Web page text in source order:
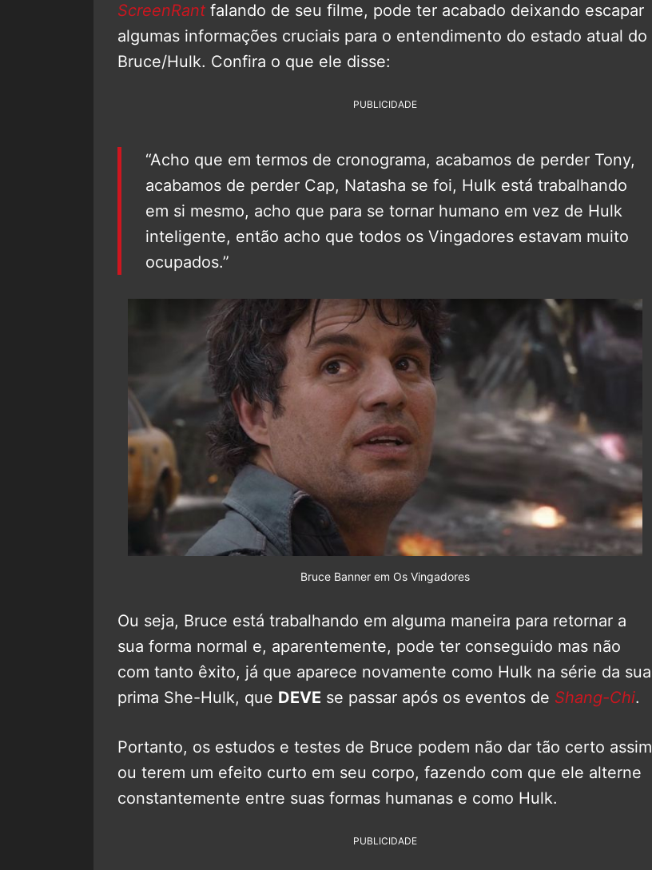
ScreenRant falando de seu filme, pode ter acabado deixando escapar
algumas informações cruciais para o entendimento do estado atual do
Bruce/Hulk. Confira o que ele disse:
PUBLICIDADE
“Acho que em termos de cronograma, acabamos de perder Tony,
acabamos de perder Cap, Natasha se foi, Hulk está trabalhando
em si mesmo, acho que para se tornar humano em vez de Hulk
inteligente, então acho que todos os Vingadores estavam muito
ocupados.”
Bruce Banner em Os Vingadores
Ou seja, Bruce está trabalhando em alguma maneira para retornar a
sua forma normal e, aparentemente, pode ter conseguido mas não
com tanto êxito, já que aparece novamente como Hulk na série da sua
prima She-Hulk, que DEVE se passar após os eventos de Shang-Chi.
Portanto, os estudos e testes de Bruce podem não dar tão certo assim
ou terem um efeito curto em seu corpo, fazendo com que ele alterne
constantemente entre suas formas humanas e como Hulk.
PUBLICIDADE